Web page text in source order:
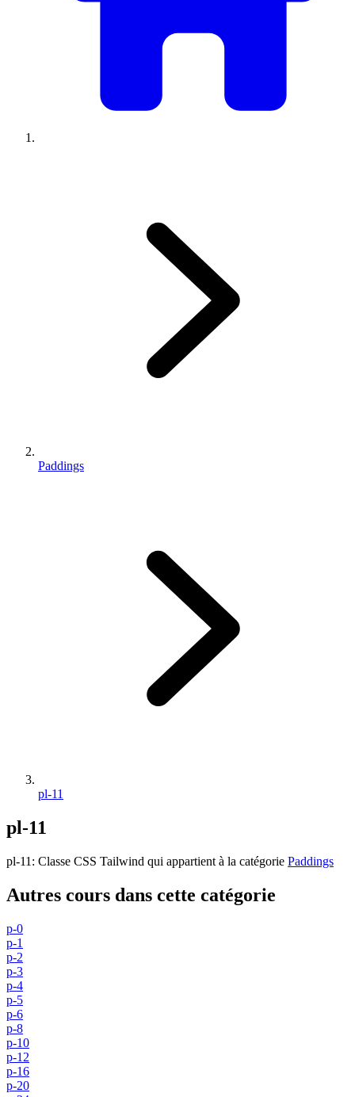
Paddings
pl-11
pl-11
pl-11 : Classe CSS Tailwind qui appartient à la catégorie Paddings
Autres cours dans cette catégorie
p-0
p-1
p-2
p-3
p-4
p-5
p-6
p-8
p-10
p-12
p-16
p-20